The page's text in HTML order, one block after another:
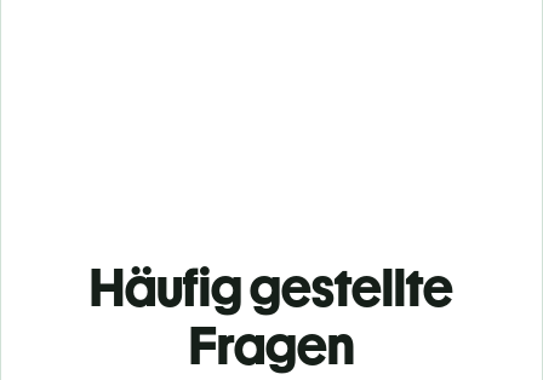
Häufig gestellte
Fragen